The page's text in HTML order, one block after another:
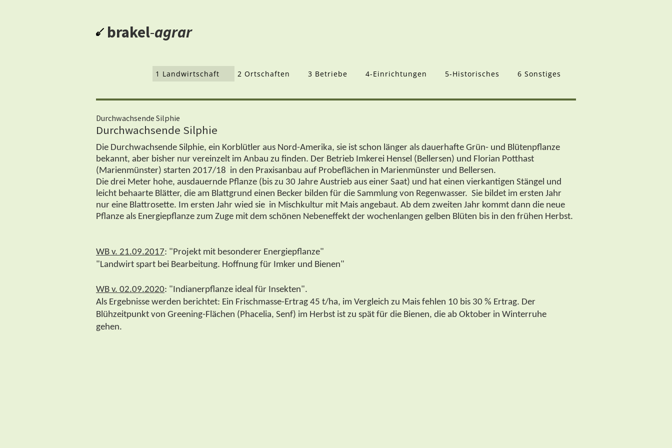
brakel-agrar
1 Landwirtschaft 2 Ortschaften 3 Betriebe 4-Einrichtungen 5-Historisches 6 Sonstiges
Durchwachsende Silphie
Durchwachsende Silphie
Die Durchwachsende Silphie, ein Korblütler aus Nord-Amerika, sie ist schon länger als dauerhafte Grün- und Blütenpflanze
bekannt, aber bisher nur vereinzelt im Anbau zu finden. Der Betrieb Imkerei Hensel (Bellersen) und Florian Potthast
(Marienmünster) starten 2017/18 in den Praxisanbau auf Probeflächen in Marienmünster und Bellersen.
Die drei Meter hohe, ausdauernde Pflanze (bis zu 30 Jahre Austrieb aus einer Saat) und hat einen vierkantigen Stängel und
leicht behaarte Blätter, die am Blattgrund einen Becker bilden für die Sammlung von Regenwasser. Sie bildet im ersten Jahr
nur eine Blattrosette. Im ersten Jahr wied sie in Mischkultur mit Mais angebaut. Ab dem zweiten Jahr kommt dann die neue
Pflanze als Energiepflanze zum Zuge mit dem schönen Nebeneffekt der wochenlangen gelben Blüten bis in den frühen Herbst.
WB v. 21.09.2017: "Projekt mit besonderer Energiepflanze"
"Landwirt spart bei Bearbeitung. Hoffnung für Imker und Bienen"
WB v. 02.09.2020: "Indianerpflanze ideal für Insekten".
Als Ergebnisse werden berichtet: Ein Frischmasse-Ertrag 45 t/ha, im Vergleich zu Mais fehlen 10 bis 30 % Ertrag. Der
Blühzeitpunkt von Greening-Flächen (Phacelia, Senf) im Herbst ist zu spät für die Bienen, die ab Oktober in Winterruhe
gehen.